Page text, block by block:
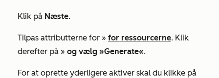
Klik på Næste.
Tilpas attributterne for » for ressourcerne. Klik
derefter på » og vælg »Generate«.
For at oprette yderligere aktiver skal du klikke på